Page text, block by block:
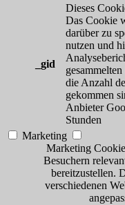
_gid
Dieses
Das Cookie
darüber zu
nutzen und
die Anzahl
gekommen
Anbieter
Stunden
Marketing
Marketing
Besuchern
bereitzustellen.
verschiedenen